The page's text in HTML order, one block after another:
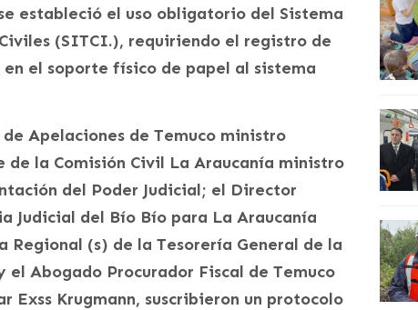
estableció el uso obligatorio del Sistema
(SITCI.), requiriendo el registro de
el soporte físico de papel al sistema
Apelaciones de Temuco ministro
la Comisión Civil La Araucanía ministro
del Poder Judicial; el Director
Judicial del Bío Bío para La Araucanía
(s) de la Tesorería General de la
Abogado Procurador Fiscal de Temuco
Exss Krugmann, suscribieron un protocolo